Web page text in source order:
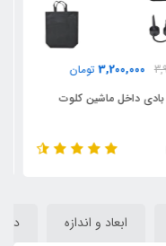
3,900,000
3,200,000
تشک بادی داخل ماشین ix55
ابعاد و اندازه